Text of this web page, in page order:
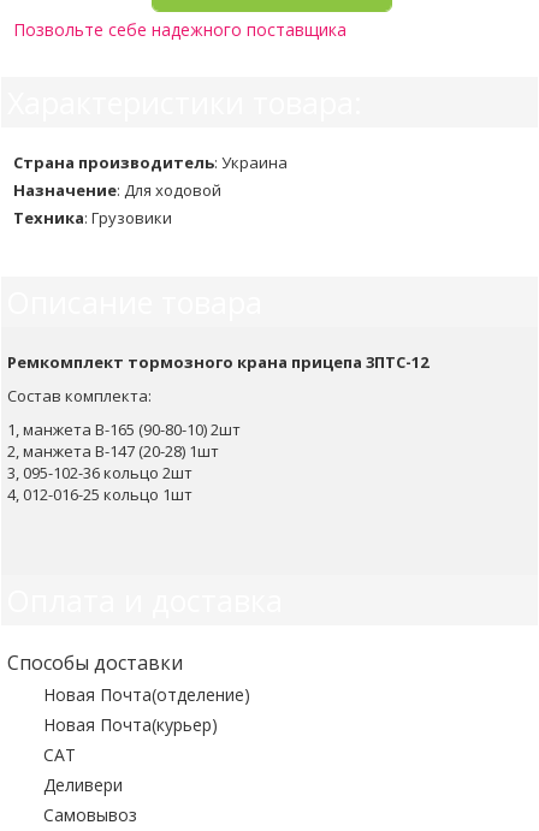
Позвольте себе надежного поставщика
Страна производитель: Украина
Назначение: Для ходовой
Техника: Грузовики
Ремкомплект тормозного крана прицепа 3ПТС-12
Состав комплекта:
1, манжета В-165 (90-80-10) 2шт
2, манжета В-147 (20-28) 1шт
3, 095-102-36 кольцо 2шт
4, 012-016-25 кольцо 1шт
Способы доставки
Новая Почта(отделение)
Новая Почта(курьер)
САТ
Деливери
Самовывоз